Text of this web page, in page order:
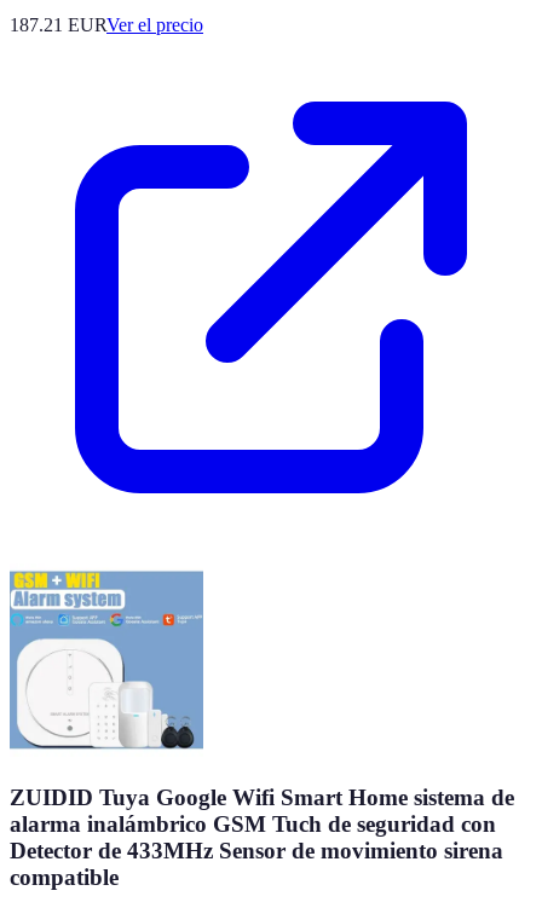
187.21 EURVer el precio
ZUIDID Tuya Google Wifi Smart Home sistema de
alarma inalámbrico GSM Tuch de seguridad con
Detector de 433MHz Sensor de movimiento sirena
compatible